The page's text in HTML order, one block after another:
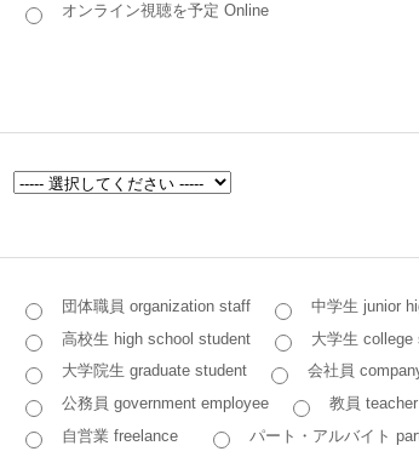
オンライン視聴を予定 Online
団体職員 organization staff
中学生 junior
高校生 high school student
大学生 college
大学院生 graduate student
会社員
公務員 government employee
教員 teacher
自営業 freelance
パート・アルバイト